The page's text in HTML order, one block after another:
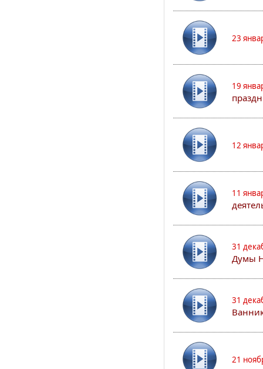
23
19
12
11
31
Думы
31
21